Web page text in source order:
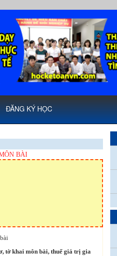
ĐĂNG KÝ HỌC
BÀI
tờ khai môn bài, thuế giá trị gia